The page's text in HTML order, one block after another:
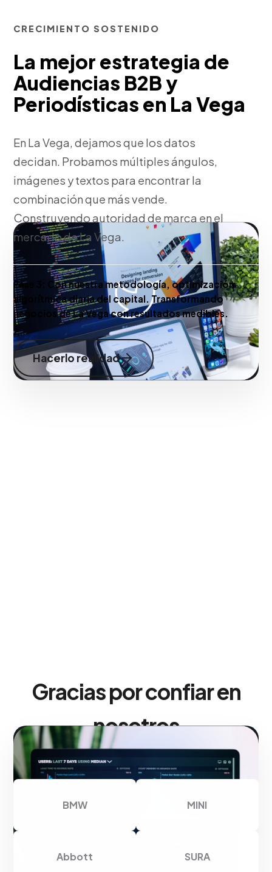
CRECIMIENTO SOSTENIDO
La mejor estrategia de
Audiencias B2B y
Periodísticas en La Vega
En La Vega, dejamos que los datos
decidan. Probamos múltiples ángulos,
imágenes y textos para encontrar la
combinación que más vende.
Construyendo autoridad de marca en el
mercado de La Vega.
Fase 3: Con nuestra metodología, optimización
algorítmica diaria del capital. Transformando
negocios de La Vega con resultados medibles.
Hacerlo realidad
Gracias por confiar en
nosotros
BMW MINI
Abbott SURA